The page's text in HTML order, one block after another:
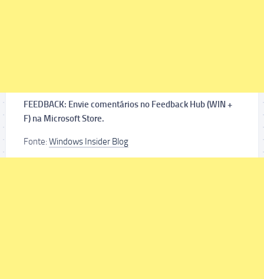
FEEDBACK: Envie comentários no Feedback Hub (WIN +
F) na Microsoft Store.
Fonte: Windows Insider Blog